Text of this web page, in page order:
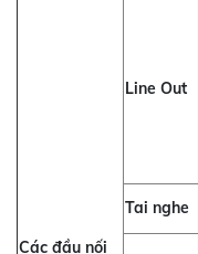
Các đầu nối
Line Out
Tai nghe